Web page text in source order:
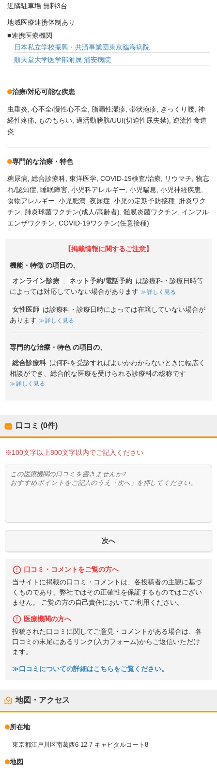
近隣駐車場:無料3台
地域医療連携体制あり
連携医療機関
日本私立学校振興・共済事業団東京臨海病院
順天堂大学医学部附属 浦安病院
治療/対応可能な疾患
虫垂炎 心不全/慢性心不全 脂漏性湿疹 帯状疱疹 ぎっくり腰 神
経性疼痛
ものもらい 過活動膀胱/UUI(切迫性尿失禁) 逆流性食道
炎
専門的な治療・特色
糖尿病 総合診療科 東洋医学 COVID-19検査/治療 リウマチ 物忘
れ/認知症
睡眠障害 小児科アレルギー 小児喘息
小児神経疾患
食物アレルギー 小児肥満 夜尿症 小児の定期予防接種
肝炎ワク
チン
肺炎球菌ワクチン(成人/高齢者) 髄膜炎菌ワクチン
インフル
エンザワクチン COVID-19ワクチン(任意接種)
【掲載情報に関するご注意】
機能・特徴 の項目の、
オンライン診療 ネット予約/電話予約 は診療科・診療日時等
によっては対応していない場合があります
詳しく見る
女性医師 は診療科・診療日時によっては在籍していない場合が
あります
詳しく見る
専門的な治療・特色の項目の、
総合診療科 は何科を受診すればよいかわからないときに幅広く
相談ができ、総合的な医療を受けられる診療科の総称です
詳しく見る
口コミ (0件)
※100文字以上800文字以内でご記入ください
口コミ・コメントをご覧の方へ
当サイトに掲載の口コミ・コメントは、各投稿者の主観に基づ
くものであり、弊社ではその正確性を保証するものではござい
ません。 ご覧の方の自己責任においてご利用ください。
医療機関の方へ
投稿された口コミに関してご意見・コメントがある場合は、各
口コミの末尾にあるリンク(入力フォーム)からご返信いただけ
ます。
≫口コミについての詳細はこちらをご覧ください。
地図・アクセス
所在地
東京都江戸川区南葛西6-12-7 キャピタルコート8
地図